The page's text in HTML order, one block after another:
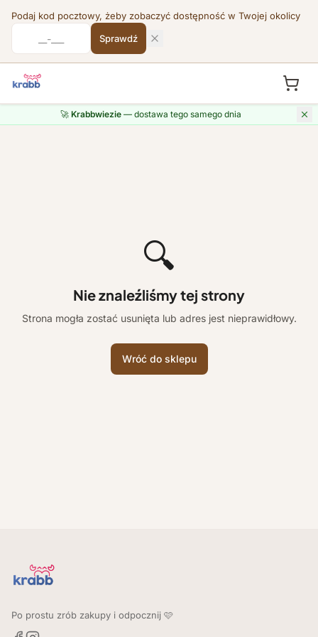
Podaj kod pocztowy, żeby zobaczyć dostępność w Twojej okolicy
Sprawdź
🚀 Krabbwiezie— dostawa tego samego dnia
🔍
Nie znaleźliśmy tej strony
Strona mogła zostać usunięta lub adres jest nieprawidłowy.
Wróć do sklepu
Po prostu zrób zakupy i odpocznij 🩷